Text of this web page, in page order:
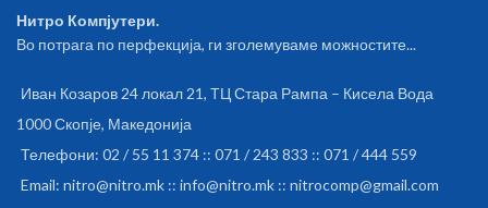
Нитро Компјутери.
Во потрага по перфекција, ги зголемуваме можностите...
Иван Козаров 24 локал 21, ТЦ Стара Рампа – Кисела Вода
1000 Скопје, Македонија
Телефони: 02 / 55 11 374 :: 071 / 243 833 :: 071 / 444 559
Email: nitro@nitro.mk :: info@nitro.mk :: nitrocomp@gmail.com